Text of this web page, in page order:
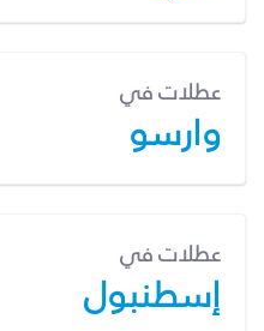
عطلات في
وارسو
عطلات في
إسطنبول